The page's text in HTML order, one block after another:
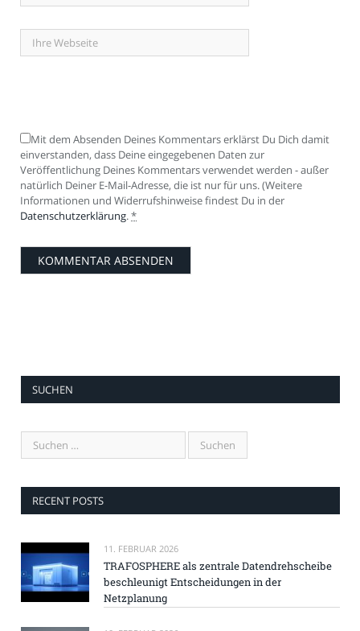
Mit dem Absenden Deines Kommentars erklärst Du Dich damit
einverstanden, dass Deine eingegebenen Daten zur
Veröffentlichung Deines Kommentars verwendet werden - außer
natürlich Deiner E-Mail-Adresse, die ist nur für uns. (Weitere
Informationen und Widerrufshinweise findest Du in der
Datenschutzerklärung.*
SUCHEN
RECENT POSTS
11. FEBRUAR 2026
TRAFOSPHERE als zentrale Datendrehscheibe
beschleunigt Entscheidungen in der
Netzplanung